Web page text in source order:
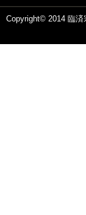
Copyright© 2014 臨